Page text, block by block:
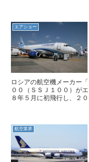
エアショー
ロシアの航空機メーカー
００（ＳＳＪ１００）が
８年５月に初飛行し、２
航空業界